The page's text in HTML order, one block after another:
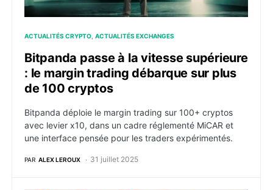
ACTUALITÉS CRYPTO ACTUALITÉS EXCHANGES
Bitpanda passe à la vitesse supérieure
: le margin trading débarque sur plus
de 100 cryptos
Bitpanda déploie le margin trading sur 100+ cryptos
avec levier x10, dans un cadre réglementé MiCAR et
une interface pensée pour les traders expérimentés.
PAR ALEX LEROUX 31 juillet 2025